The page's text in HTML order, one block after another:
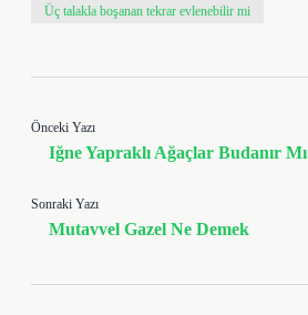
Üç talakla boşanan tekrar evlenebilir mi
Önceki Yazı
Iğne Yapraklı Ağaçlar Budanır Mı
Sonraki Yazı
Mutavvel Gazel Ne Demek